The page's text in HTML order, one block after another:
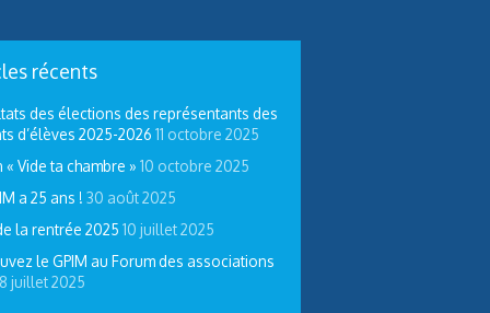
récents
des élections des représentants des
d’élèves 2025-2026 11 octobre 2025
« Vide ta chambre » 10 octobre 2025
a 25 ans ! 30 août 2025
la rentrée 2025 10 juillet 2025
le GPIM au Forum des associations
8 juillet 2025